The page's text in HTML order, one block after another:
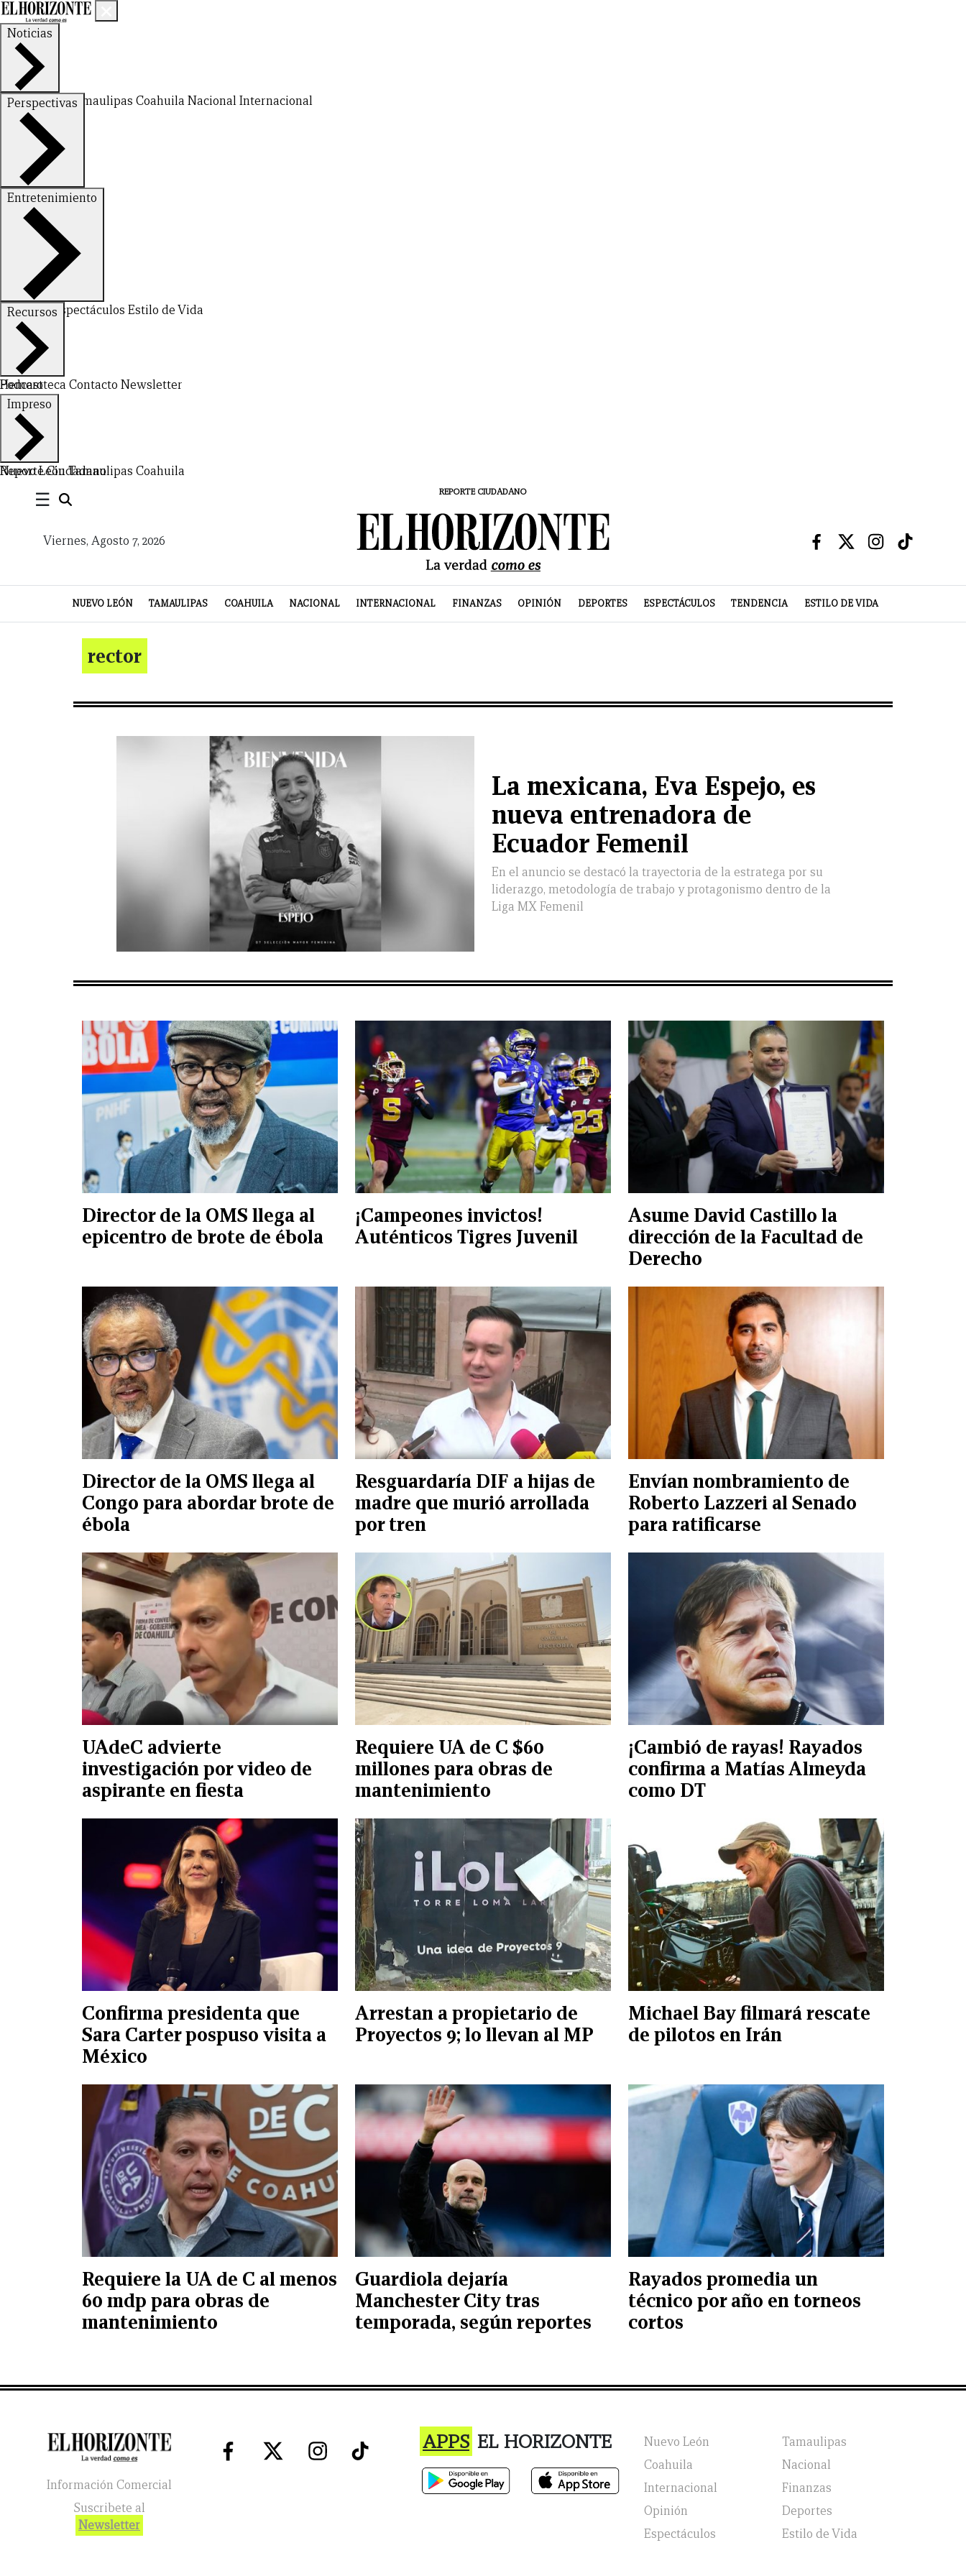
Noticias
Nuevo LeónTamaulipas Coahuila NacionalInternacional
Perspectivas
FinanzasOpinión
Entretenimiento
DeportesEspectáculos Estilo de Vida
Recursos
Hemeroteca Contacto Newsletter
Podcast
Impreso
Nuevo LeónTamaulipas Coahuila
Reporte Ciudadano
☰ REPORTE CIUDADANO
Viernes, Agosto 7, 2026
NUEVO LEÓN TAMAULIPAS COAHUILA NACIONAL INTERNACIONAL FINANZAS OPINIÓN DEPORTES ESPECTÁCULOS TENDENCIA ESTILO DE VIDA
CERRAR
X
NUEVO
LEÓN
TAMAULIPAS
COAHUILA
NACIONAL
INTERNACIONAL
FINANZAS
OPINIÓN
DEPORTES
ESPECTÁCULOS
TENDENCIA
ESTILO
DE
VIDA
PODCAST
CONTACTO
NEWSLETTER
HEMEROTECA
SUPLEMENTOS
rector
La mexicana, Eva Espejo, es
nueva entrenadora de
Ecuador Femenil
En el anuncio se destacó la trayectoria de la estratega por su
liderazgo, metodología de trabajo y protagonismo dentro de la
Liga MX Femenil
Director de la OMS llega al
epicentro de brote de ébola
¡Campeones invictos!
Auténticos Tigres Juvenil
Asume David Castillo la
dirección de la Facultad de
Derecho
Director de la OMS llega al
Congo para abordar brote de
ébola
Resguardaría DIF a hijas de
madre que murió arrollada
por tren
Envían nombramiento de
Roberto Lazzeri al Senado
para ratificarse
UAdeC advierte
investigación por video de
aspirante en fiesta
Requiere UA de C $60
millones para obras de
mantenimiento
¡Cambió de rayas! Rayados
confirma a Matías Almeyda
como DT
Confirma presidenta que
Sara Carter pospuso visita a
México
Arrestan a propietario de
Proyectos 9; lo llevan al MP
Michael Bay filmará rescate
de pilotos en Irán
Requiere la UA de C al menos
60 mdp para obras de
mantenimiento
Guardiola dejaría
Manchester City tras
temporada, según reportes
Rayados promedia un
técnico por año en torneos
cortos
Información Comercial
Suscribete al
Newsletter
APPS EL HORIZONTE Nuevo León
Tamaulipas
Coahuila
Nacional
Internacional
Finanzas
Opinión
Deportes
Espectáculos
Estilo de Vida